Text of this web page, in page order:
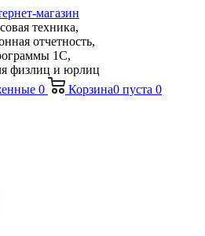
техника,
отчетность,
1С,
физлиц и юрлиц
0 Корзина0 пуста 0